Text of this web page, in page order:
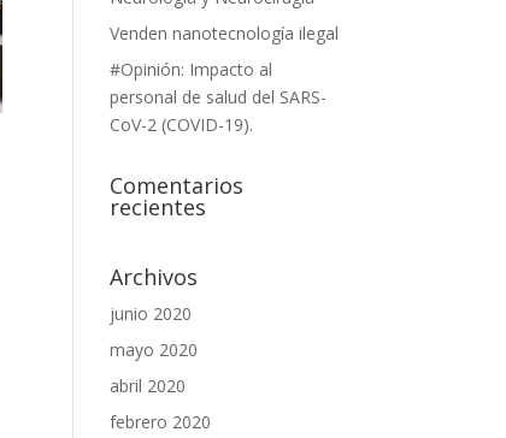
Venden nanotecnología ilegal
#Opinión: Impacto al
personal de salud del SARS-
CoV-2 (COVID-19).
Comentarios
recientes
Archivos
junio 2020
mayo 2020
abril 2020
febrero 2020